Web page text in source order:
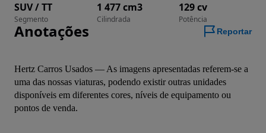
SUV / TT
Segmento
1 477 cm3
Cilindrada
129 cv
Potência
Anotações Reportar
Hertz Carros Usados — As imagens apresentadas referem-se a
uma das nossas viaturas, podendo existir outras unidades
disponíveis em diferentes cores, níveis de equipamento ou
pontos de venda.